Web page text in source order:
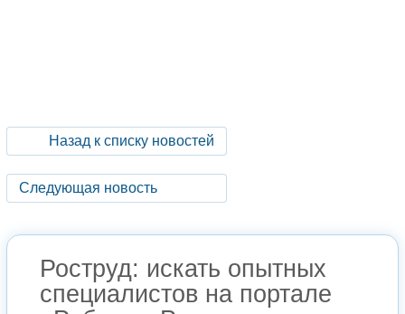
Назад к списку новостей
Следующая новость
Роструд: искать опытных
специалистов на портале